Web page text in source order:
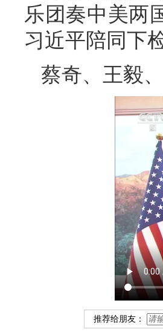
乐团奏中美两
习近平陪同下
蔡奇、王毅
推荐给朋友：